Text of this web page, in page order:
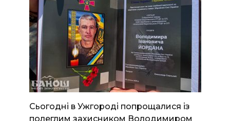
Сьогодні в Ужгороді попрощалися із
полеглим захисником Володимиром